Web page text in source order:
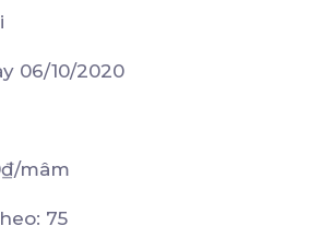
06/10/2020
mâm
75